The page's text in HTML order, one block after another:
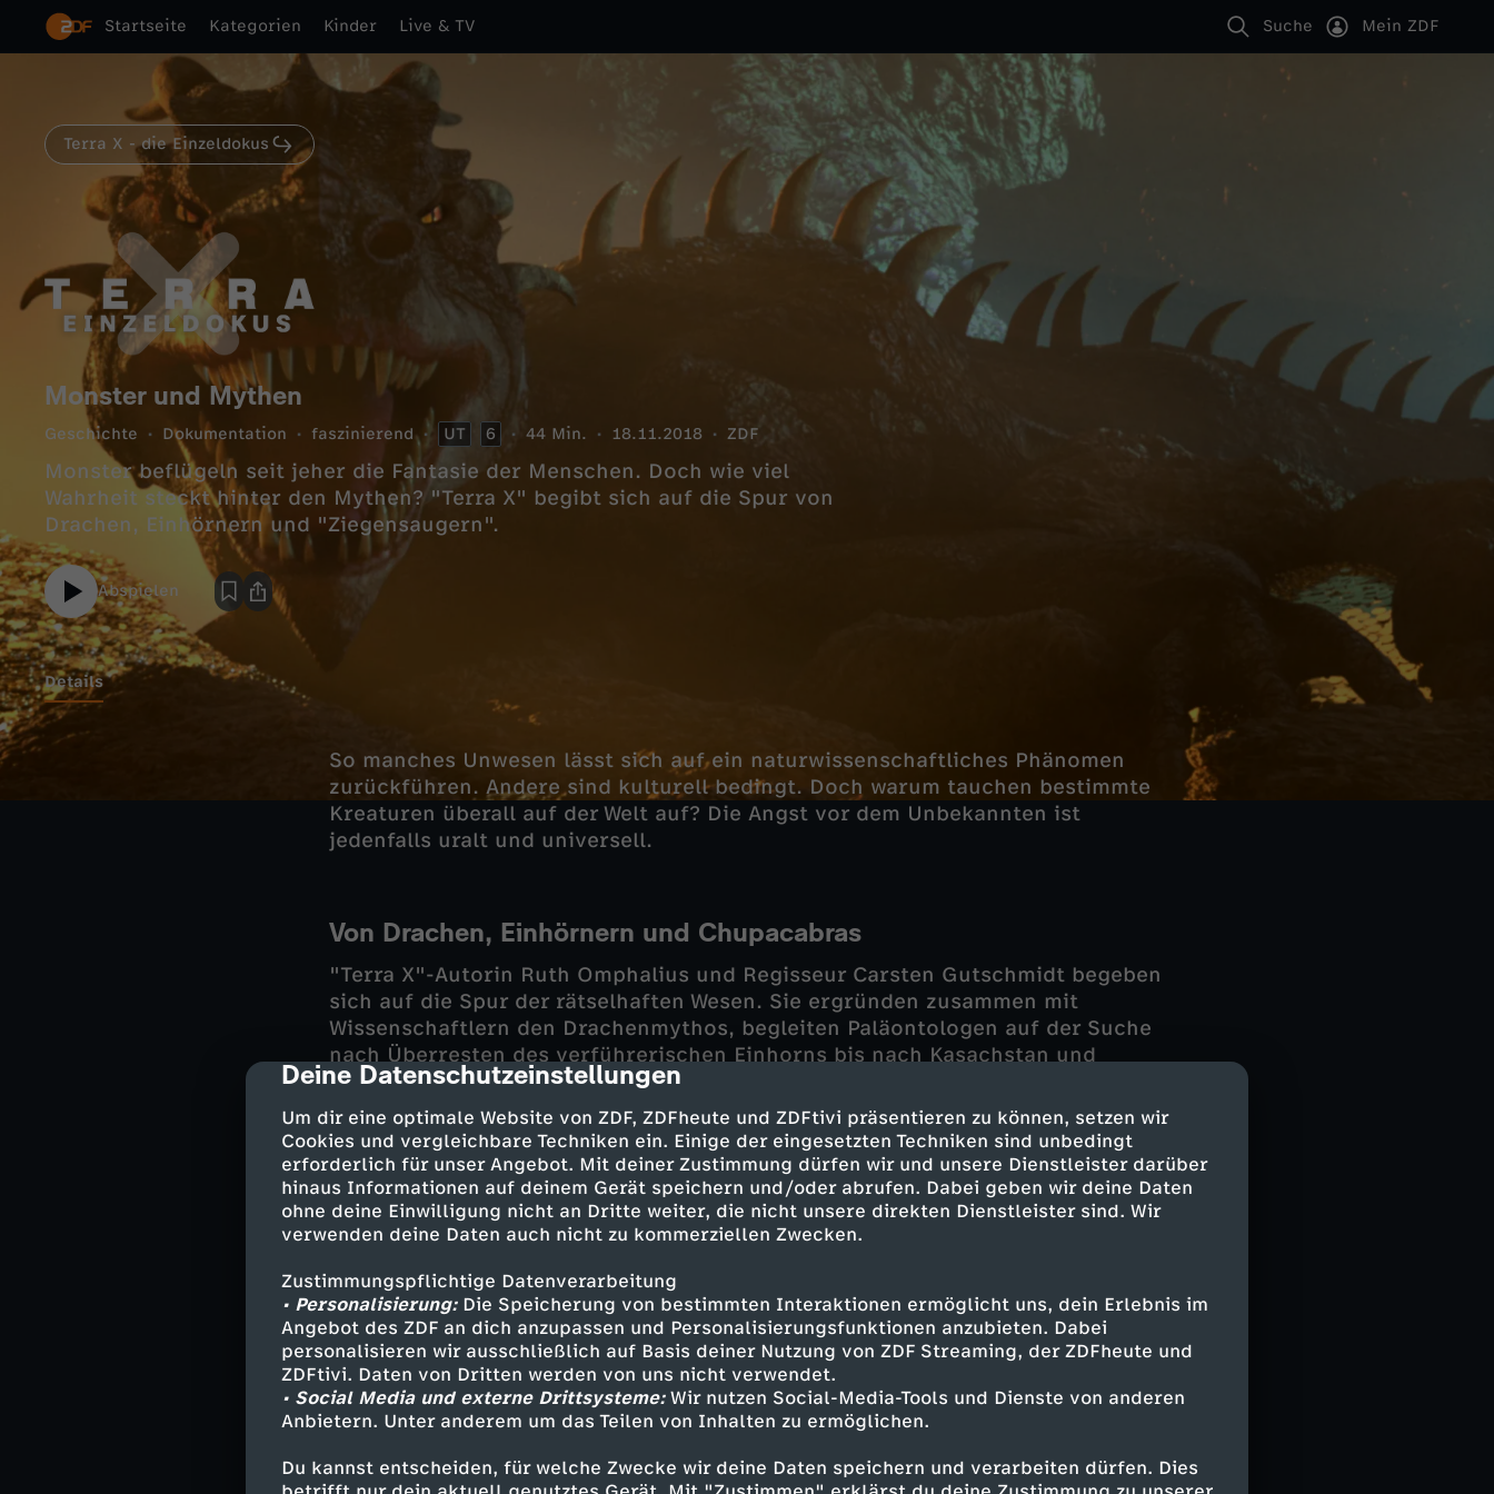
cmp-dialog-description
Deine Datenschutzeinstellungen
Um dir eine optimale Website von ZDF, ZDFheute und ZDFtivi präsentieren zu können, setzen wir
Cookies und vergleichbare Techniken ein. Einige der eingesetzten Techniken sind unbedingt
erforderlich für unser Angebot. Mit deiner Zustimmung dürfen wir und unsere Dienstleister darüber
hinaus Informationen auf deinem Gerät speichern und/oder abrufen. Dabei geben wir deine Daten
ohne deine Einwilligung nicht an Dritte weiter, die nicht unsere direkten Dienstleister sind. Wir
verwenden deine Daten auch nicht zu kommerziellen Zwecken.
Zustimmungspflichtige Datenverarbeitung
• Personalisierung:Die Speicherung von bestimmten Interaktionen ermöglicht uns, dein Erlebnis im
Angebot des ZDF an dich anzupassen und Personalisierungsfunktionen anzubieten. Dabei
personalisieren wir ausschließlich auf Basis deiner Nutzung von ZDF Streaming, der ZDFheute und
ZDFtivi. Daten von Dritten werden von uns nicht verwendet.
• Social Media und externe Drittsysteme:Wir nutzen Social-Media-Tools und Dienste von anderen
Anbietern. Unter anderem um das Teilen von Inhalten zu ermöglichen.
Du kannst entscheiden, für welche Zwecke wir deine Daten speichern und verarbeiten dürfen. Dies
Startseite Kategorien Kinder Live & TV Suche Mein ZDF
Terra X - die Einzeldokus
Monster und Mythen
Geschichte Dokumentation faszinierend UT 6 44 Min. 18.11.2018 ZDF
Monster beflügeln seit jeher die Fantasie der Menschen. Doch wie viel
Wahrheit steckt hinter den Mythen? "Terra X" begibt sich auf die Spur von
Drachen, Einhörnern und "Ziegensaugern".
Abspielen
Details
So manches Unwesen lässt sich auf ein naturwissenschaftliches Phänomen
zurückführen. Andere sind kulturell bedingt. Doch warum tauchen bestimmte
Kreaturen überall auf der Welt auf? Die Angst vor dem Unbekannten ist
jedenfalls uralt und universell.
Von Drachen, Einhörnern und Chupacabras
"Terra X"-Autorin Ruth Omphalius und Regisseur Carsten Gutschmidt begeben
sich auf die Spur der rätselhaften Wesen. Sie ergründen zusammen mit
Wissenschaftlern den Drachenmythos, begleiten Paläontologen auf der Suche
nach Überresten des verführerischen Einhorns bis nach Kasachstan und
unterhalten sich in Texas mit Jägern des blutrünstigen Ziegensaugers
Chupacabra. Mithilfe aufwendiger Animationen werden sie zum Leben erweckt.
DerDracheist eines der ältesten Fantasiewesen überhaupt. Rund um die Welt
spielt er die Hauptfigur in Sagen und moderner Fantasy. Während er in
gilt, ist er in Asien eher ein Glückssymbol. Hinweise auf den Ursprung des
Drachenmythos führen in Schlangengruben, zu archäologischen
Ausgrabungen nach Nordafrika, in Goldminen und sogar ins Innere eines
isländischen Vulkans.